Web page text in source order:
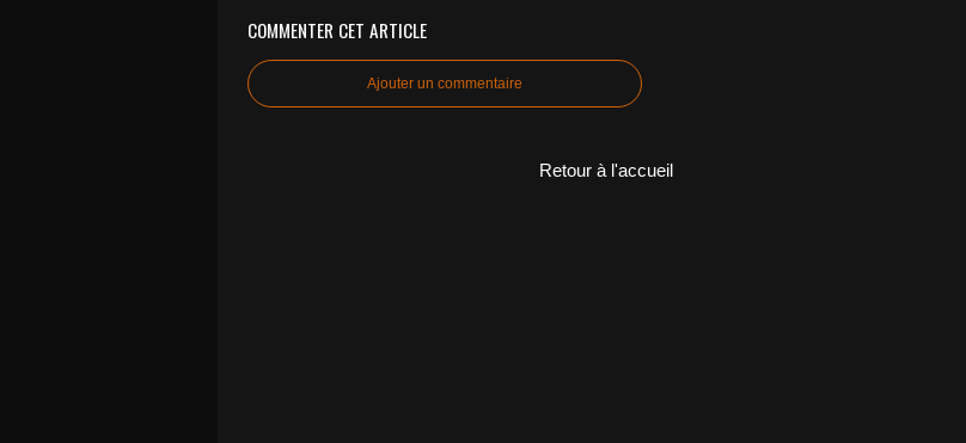
COMMENTER CET ARTICLE
Ajouter un commentaire
Retour à l'accueil